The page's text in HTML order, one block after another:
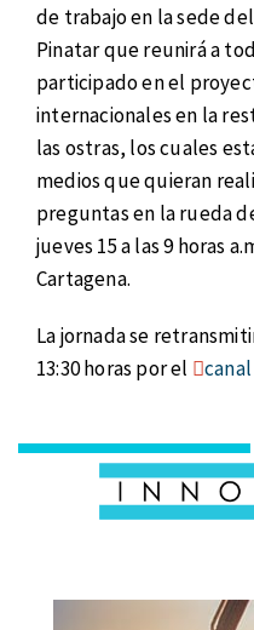
de trabajo en la sede
Pinatar que reunirá a
participado en el
internacionales en la
las ostras, los cuales
medios que quieran
preguntas en la rueda
jueves 15 a las 9 horas
Cartagena.
La jornada se
13:30 horas por el